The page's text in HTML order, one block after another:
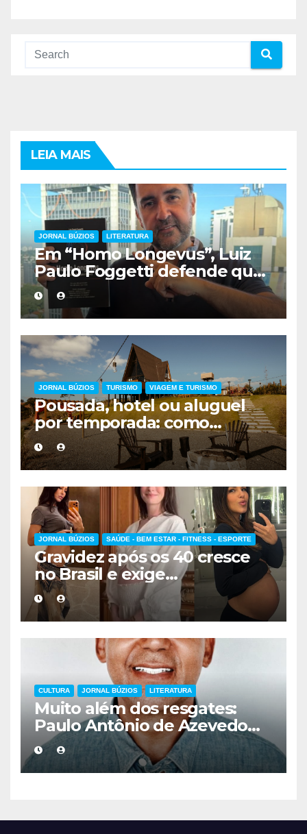
LEIA MAIS
JORNAL BÚZIOS LITERATURA
Em “Homo Longevus”, Luiz
Paulo Foggetti defende que
viver mais exigirá uma nova
forma de encarar a vida
JORNAL BÚZIOS TURISMO VIAGEM E TURISMO
Pousada, hotel ou aluguel
por temporada: como
escolher a melhor
hospedagem
JORNAL BÚZIOS SAÚDE - BEM ESTAR - FITNESS - ESPORTE
Gravidez após os 40 cresce
no Brasil e exige
acompanhamento médico
mais cuidadoso
CULTURA JORNAL BÚZIOS LITERATURA
Muito além dos resgates:
Paulo Antônio de Azevedo
eterniza a coragem, a
humanidade e a missão dos
guarda-vidas na literatura